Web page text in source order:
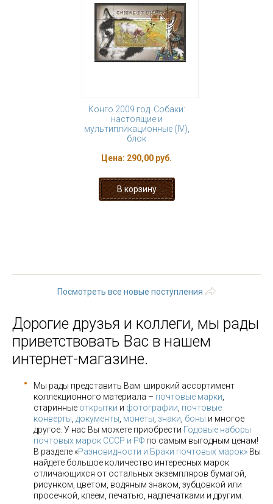
Конго 2009 год. Собаки:
настоящие и
мультипликационные (IV),
блок
Цена: 290,00 руб.
Посмотреть все новые поступления
Дорогие друзья и коллеги, мы рады
приветствовать Вас в нашем
интернет-магазине.
Мы рады представить Вам широкий ассортимент
коллекционного материала – почтовые марки
старинные открытки и фотографии почтовые
конверты документы монеты знаки боны и многое
другое. У нас Вы можете приобрести Годовые наборы
почтовых марок СССР и РФ по самым выгодным ценам!
В разделе «Разновидности и Браки почтовых марок» Вы
найдете большое количество интересных марок
отличающихся от остальных экземпляров бумагой,
рисунком, цветом, водяным знаком, зубцовкой или
просечкой, клеем, печатью, надпечатками и другим.